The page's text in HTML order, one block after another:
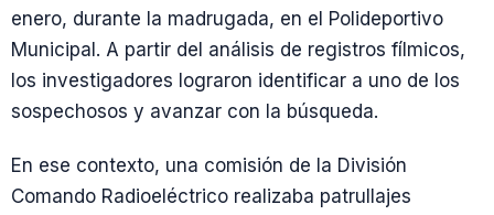
enero, durante la madrugada, en el Polideportivo
Municipal. A partir del análisis de registros fílmicos,
los investigadores lograron identificar a uno de los
sospechosos y avanzar con la búsqueda.
En ese contexto, una comisión de la División
Comando Radioeléctrico realizaba patrullajes